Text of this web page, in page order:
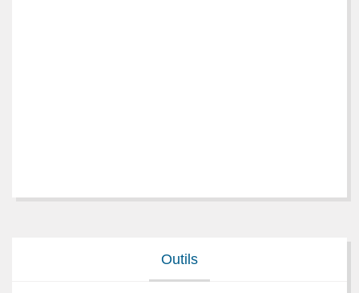
Outils